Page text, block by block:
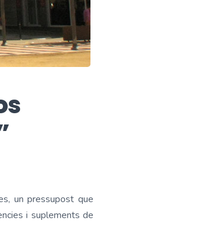
un pressupost que
i suplements de